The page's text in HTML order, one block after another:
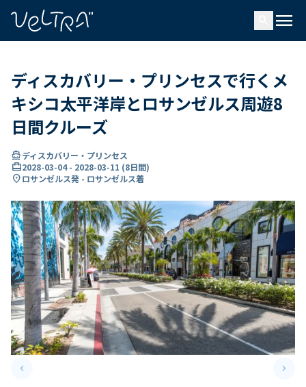
menu
ディスカバリー・プリンセスで行くメ
キシコ太平洋岸とロサンゼルス周遊8
日間クルーズ
directions_boatディスカバリー・プリンセス
card_travel2028-03-04- 2028-03-11 (8日間)
location_onロサンゼルス発 - ロサンゼルス着
keyboard_arrow_leftPrevious slide keyboard_arrow_right